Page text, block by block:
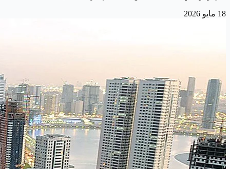
18 مايو 2026